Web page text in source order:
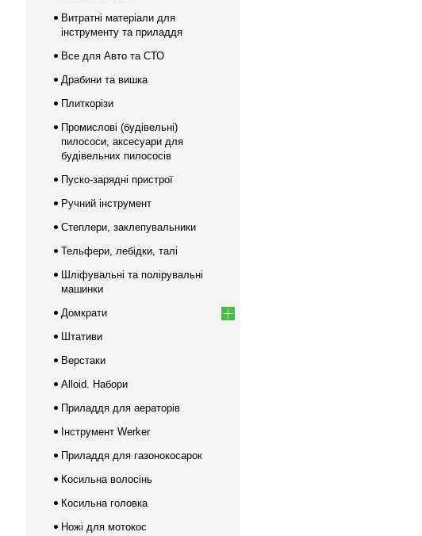
Витратні матеріали для
інструменту та приладдя
Все для Авто та СТО
Драбини та вишка
Плиткорізи
Промислові (будівельні)
пилососи, аксесуари для
будівельних пилососів
Пуско-зарядні пристрої
Ручний інструмент
Степлери, заклепувальники
Тельфери, лебідки, талі
Шліфувальні та полірувальні
машинки
Домкрати
Штативи
Верстаки
Alloid. Набори
Приладдя для аераторів
Інструмент Werker
Приладдя для газонокосарок
Косильна волосінь
Косильна головка
Ножі для мотокос